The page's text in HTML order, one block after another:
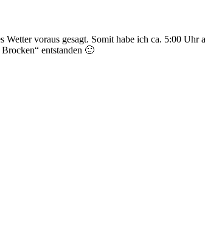
voraus gesagt. Somit habe ich ca. 5:00
entstanden 🙂